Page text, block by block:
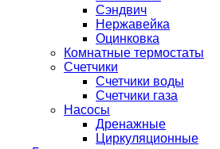
Сэндвич
Нержавейка
Оцинковка
Комнатные термостаты
Счетчики
Счетчики воды
Счетчики газа
Насосы
Дренажные
Циркуляционные